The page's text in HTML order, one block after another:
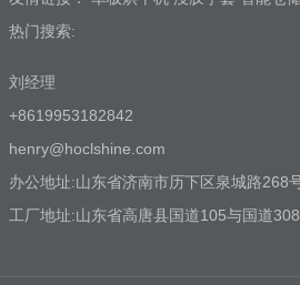
热门搜索:
刘经理
+8619953182842
henry@hoclshine.com
办公地址:山东省济南市历下区泉城路268
工厂地址:山东省高唐县国道105与国道